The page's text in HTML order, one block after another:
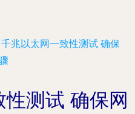
千兆以太网一致性测试 确保
测试 确保网